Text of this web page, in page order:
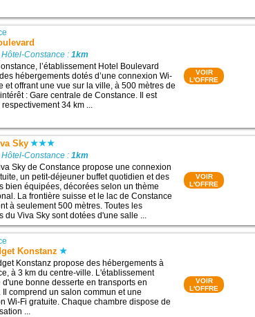
Hôtel-Constance :1km
l’établissement Hotel Boulevard
hébergements dotés d’une connexion Wi-
et offrant une vue sur la ville, à 500 mètres de
: Gare centrale de Constance. Il est
34 km ...
VOIR
L'OFFRE
Sky
Hôtel-Constance :1km
Sky de Constance propose une connexion
un petit-déjeuner buffet quotidien et des
bien équipées, décorées selon un thème
La frontière suisse et le lac de Constance
à seulement 500 mètres. Toutes les
du Viva Sky sont dotées d'une salle ...
VOIR
L'OFFRE
Konstanz
Konstanz propose des hébergements à
à 3 km du centre-ville. L'établissement
d'une bonne desserte en transports en
Il comprend un salon commun et une
Wi-Fi gratuite. Chaque chambre dispose de
...
VOIR
L'OFFRE